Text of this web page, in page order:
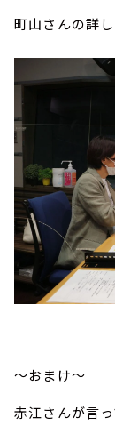
町山さんの詳
～おまけ～
赤江さんが言